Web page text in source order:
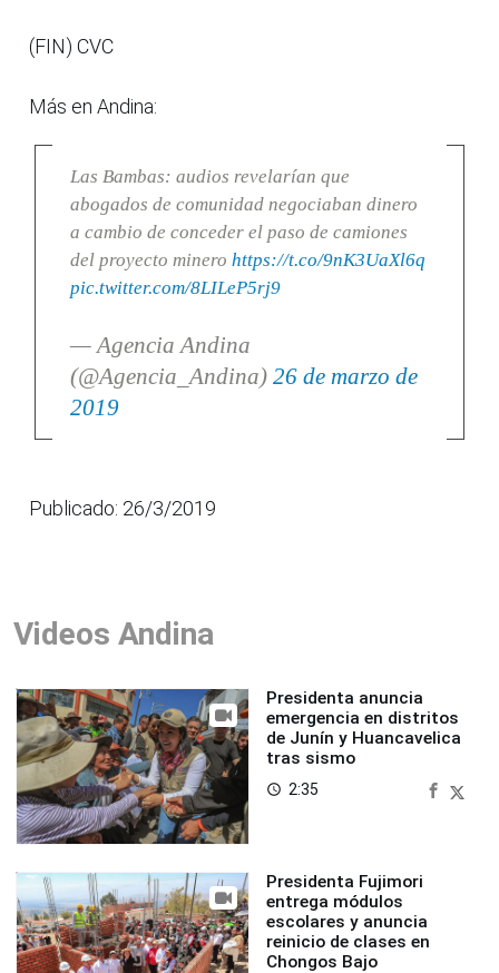
(FIN) CVC
Más en Andina:
Las Bambas: audios revelarían que
abogados de comunidad negociaban dinero
a cambio de conceder el paso de camiones
del proyecto minero https://t.co/9nK3UaXl6q
pic.twitter.com/8LILeP5rj9
— Agencia Andina
(@Agencia_Andina) 26 de marzo de
2019
Publicado: 26/3/2019
Videos Andina
Presidenta anuncia
emergencia en distritos
de Junín y Huancavelica
tras sismo
access_time 2:35
Presidenta Fujimori
entrega módulos
escolares y anuncia
reinicio de clases en
Chongos Bajo